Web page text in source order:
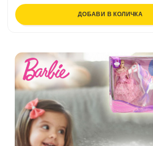
ДОБАВИ В КОЛИЧКА